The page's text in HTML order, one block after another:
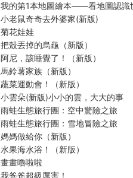
我的第1本地圖繪本――看地圖認識
小老鼠奇奇去外婆家(新版)
菊花娃娃
把殼丟掉的烏龜（新版）
阿尼，該睡覺了！（新版）
馬鈴薯家族（新版）
蔬菜運動會！（新版）
小雲朵(新版)小小的雲，大大的事
雨蛙生態旅行團：空中驚險之旅
雨蛙生態旅行團：雪地冒險之旅
媽媽做給你（新版）
水果海水浴！（新版）
畫畫嚕啦啦
我爸爸超級厲害！